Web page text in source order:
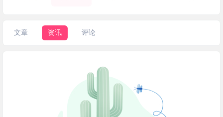
文章 资讯 评论